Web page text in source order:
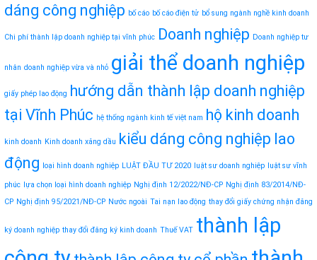
dáng công nghiệp bố cáo bố cáo điện tử bổ sung ngành nghề kinh doanh
Chi phí thành lập doanh nghiệp tại vĩnh phúc Doanh nghiệp Doanh nghiệp tư
nhân doanh nghiệp vừa và nhỏ giải thể doanh nghiệp
giấy phép lao động hướng dẫn thành lập doanh nghiệp
tại Vĩnh Phúc hệ thống ngành kinh tế việt nam hộ kinh doanh
kinh doanh Kinh doanh xăng dầu kiểu dáng công nghiệp lao
động loại hình doanh nghiệp LUẬT ĐẦU TƯ 2020 luật sư doanh nghiệp luật sư vĩnh
phúc lựa chọn loại hình doanh nghiệp Nghị định 12/2022/NĐ-CP Nghị định 83/2014/NĐ-
CP Nghị định 95/2021/NĐ-CP Nước ngoài Tai nạn lao động thay đổi giấy chứng nhận đăng
ký doanh nghiệp thay đổi đăng ký kinh doanh Thuế VAT thành lập